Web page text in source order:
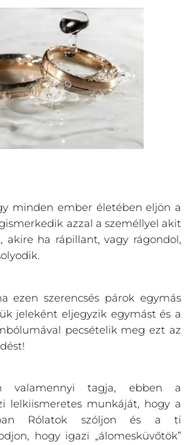
minden ember életében eljön a
azzal a személlyel akit
akire ha rápillant, vagy rágondol,
ezen szerencsés párok egymás
jeleként eljegyzik egymást és a
pecsételik meg ezt az
valamennyi tagja, ebben a
lelkiismeretes munkáját, hogy a
Rólatok szóljon és a ti
hogy igazi „álomesküvőtök”